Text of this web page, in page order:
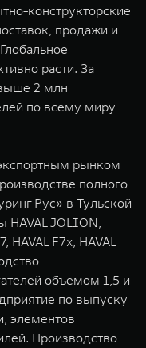
конструкторские
продажи и
расти. За
2 млн
по всему миру
рынком
полного
Рус» в Тульской
HAVAL JOLION,
HAVAL F7x, HAVAL
объемом 1,5 и
по выпуску
элементов
Производство